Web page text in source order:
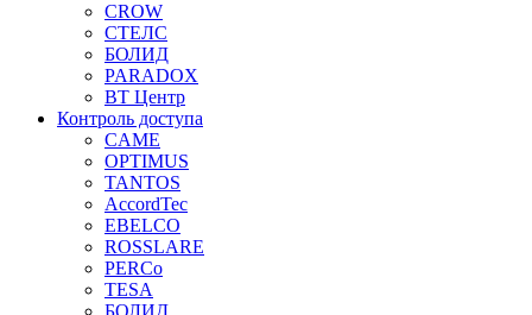
CROW
СТЕЛС
БОЛИД
PARADOX
ВТ Центр
Контроль доступа
CAME
OPTIMUS
TANTOS
AccordTec
EBELCO
ROSSLARE
PERCo
TESA
БОЛИД